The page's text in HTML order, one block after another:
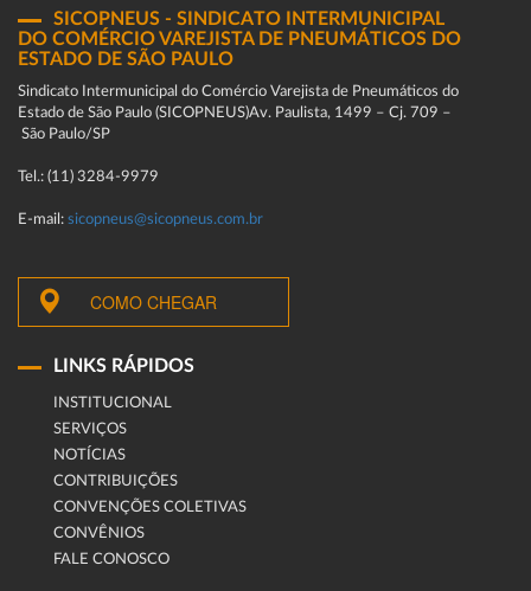
SICOPNEUS - SINDICATO INTERMUNICIPAL
DO COMÉRCIO VAREJISTA DE PNEUMÁTICOS DO
ESTADO DE SÃO PAULO
Sindicato Intermunicipal do Comércio Varejista de Pneumáticos do
Estado de São Paulo (SICOPNEUS)Av. Paulista, 1499 – Cj. 709 –
São Paulo/SP
Tel.: (11) 3284-9979
E-mail: sicopneus@sicopneus.com.br
COMO CHEGAR
LINKS RÁPIDOS
INSTITUCIONAL
SERVIÇOS
NOTÍCIAS
CONTRIBUIÇÕES
CONVENÇÕES COLETIVAS
CONVÊNIOS
FALE CONOSCO